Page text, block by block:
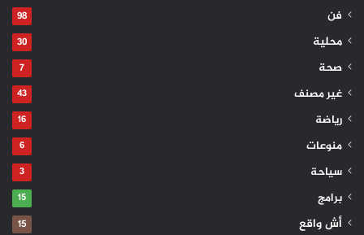
فن 98
محلية 30
صحة 7
غير مصنف 43
رياضة 16
منوعات 6
سياحة 3
برامج 15
أش واقع 15